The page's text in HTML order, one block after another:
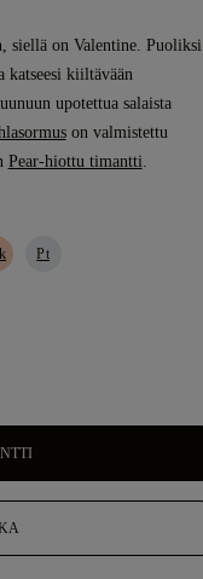
siellä on Valentine. Puoliksi
katseesi kiiltävään
upotettua salaista
on valmistettu
Pear-hiottu timantti.
Pt